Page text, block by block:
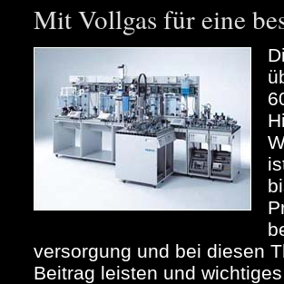
Mit Vollgas für eine
versorgung und bei diesen
Beitrag leisten und